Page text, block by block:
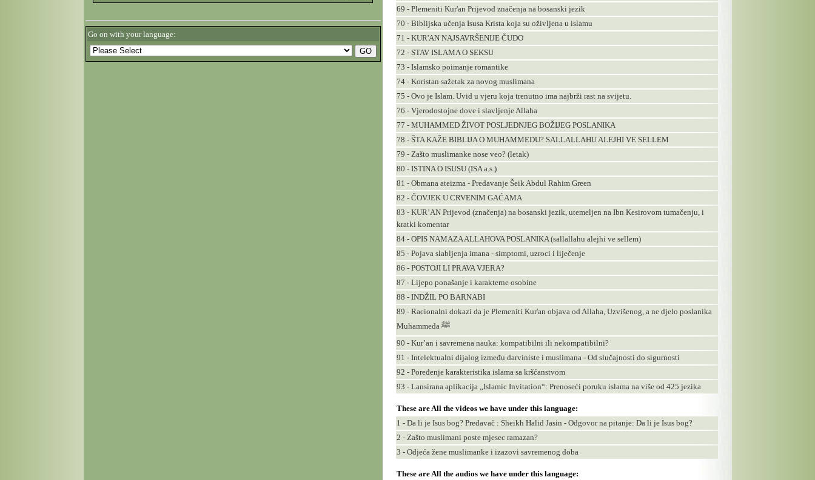
Go on with your language:
69 - Plemeniti Kur'an Prijevod značenja na bosanski jezik
70 - Biblijska učenja Isusa Krista koja su oživljena u islamu
71 - KUR'AN NAJSAVRŠENIJE ČUDO
72 - STAV ISLAMA O SEKSU
73 - Islamsko poimanje romantike
74 - Koristan sažetak za novog muslimana
75 - Ovo je Islam. Uvid u vjeru koja trenutno ima najbrži rast na svijetu.
76 - Vjerodostojne dove i slavljenje Allaha
77 - MUHAMMED ŽIVOT POSLJEDNJEG BOŽIJEG POSLANIKA
78 - ŠTA KAŽE BIBLIJA O MUHAMMEDU? SALLALLAHU ALEJHI VE SELLEM
79 - Zašto muslimanke nose veo? (letak)
80 - ISTINA O ISUSU (ISA a.s.)
81 - Obmana ateizma - Predavanje Šeik Abdul Rahim Green
82 - ČOVJEK U CRVENIM GAĆAMA
83 - KUR’AN Prijevod (značenja) na bosanski jezik, utemeljen na Ibn Kesirovom tumačenju, i
kratki komentar
84 - OPIS NAMAZA ALLAHOVA POSLANIKA (sallallahu alejhi ve sellem)
85 - Pojava slabljenja imana - simptomi, uzroci i liječenje
86 - POSTOJI LI PRAVA VJERA?
87 - Lijepo ponašanje i karakterne osobine
88 - INDŽIL PO BARNABI
89 - Racionalni dokazi da je Plemeniti Kur'an objava od Allaha, Uzvišenog, a ne djelo poslanika
Muhammeda ﷺ
90 - Kur’an i savremena nauka: kompatibilni ili nekompatibilni?
91 - Intelektualni dijalog između darviniste i muslimana - Od slučajnosti do sigurnosti
92 - Poređenje karakteristika islama sa kršćanstvom
93 - Lansirana aplikacija „Islamic Invitation“: Prenoseći poruku islama na više od 425 jezika
These are All the videos we have under this language:
1 - Da li je Isus bog? Predavač : Sheikh Halid Jasin - Odgovor na pitanje: Da li je Isus bog?
2 - Zašto muslimani poste mjesec ramazan?
3 - Odjeća žene muslimanke i izazovi savremenog doba
These are All the audios we have under this language: